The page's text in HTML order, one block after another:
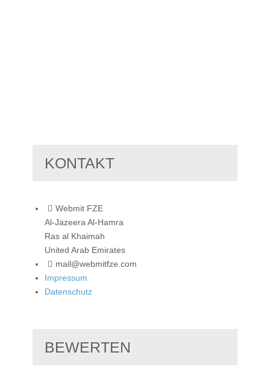
KONTAKT
Webmit FZE
Al-Jazeera Al-Hamra
Ras al Khaimah
United Arab Emirates
mail@webmitfze.com
Impressum
Datenschutz
BEWERTEN